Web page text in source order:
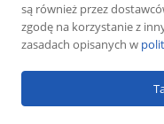
Powered
są również przez
zgodę na korzystanie z
zasadach opisanych w